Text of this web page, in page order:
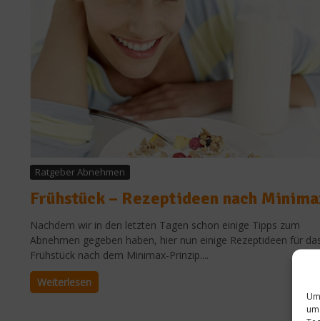
Ratgeber Abnehmen
Frühstück – Rezeptideen nach
Nachdem wir in den letzten Tagen schon einige Tipps zum
Abnehmen gegeben haben, hier nun einige Rezeptideen für
Frühstück nach dem Minimax-Prinzip....
Weiterlesen